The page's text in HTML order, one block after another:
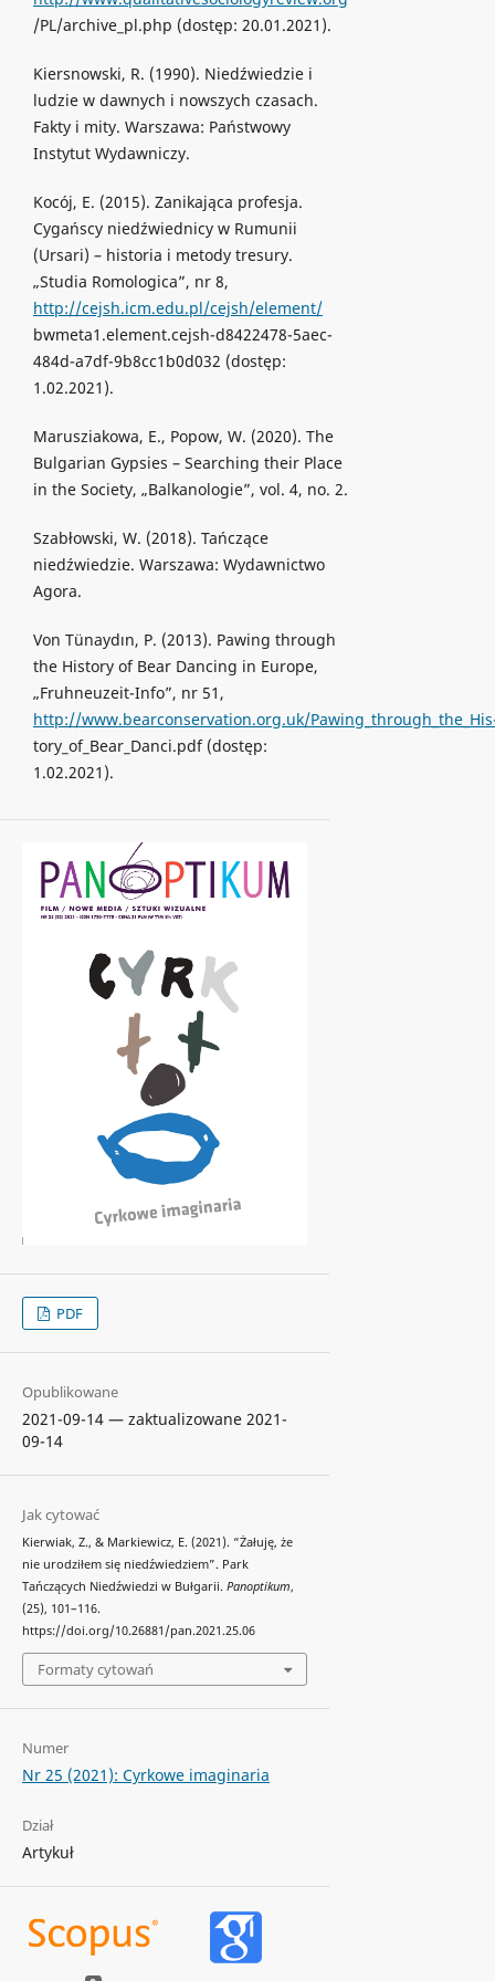
/PL/archive_pl.php (dostęp: 20.01.2021).
Kiersnowski, R. (1990). Niedźwiedzie i
ludzie w dawnych i nowszych czasach.
Fakty i mity. Warszawa: Państwowy
Instytut Wydawniczy.
Kocój, E. (2015). Zanikająca profesja.
Cygańscy niedźwiednicy w Rumunii
(Ursari) – historia i metody tresury.
„Studia Romologica”, nr 8,
http://cejsh.icm.edu.pl/cejsh/element/
bwmeta1.element.cejsh-d8422478-5aec-
484d-a7df-9b8cc1b0d032 (dostęp:
1.02.2021).
Marusziakowa, E., Popow, W. (2020). The
Bulgarian Gypsies – Searching their Place
in the Society, „Balkanologie”, vol. 4, no. 2.
Szabłowski, W. (2018). Tańczące
niedźwiedzie. Warszawa: Wydawnictwo
Agora.
Von Tünaydın, P. (2013). Pawing through
the History of Bear Dancing in Europe,
„Fruhneuzeit-Info”, nr 51,
http://www.bearconservation.org.uk/
tory_of_Bear_Danci.pdf (dostęp:
1.02.2021).
PDF
Opublikowane
2021-09-14 — zaktualizowane 2021-
09-14
Jak cytować
Kierwiak, Z., & Markiewicz, E. (2021). “Żałuję, że
nie urodziłem się niedźwiedziem”. Park
Tańczących Niedźwiedzi w Bułgarii. Panoptikum,
(25), 101–116.
https://doi.org/10.26881/pan.2021.25.06
Formaty cytowań
Numer
Nr 25 (2021): Cyrkowe imaginaria
Dział
Artykuł